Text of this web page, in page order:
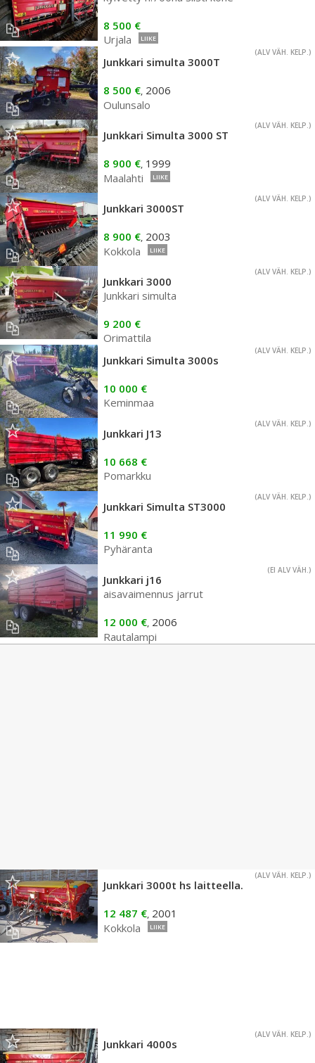
8 500 €
Urjala
LIIKE
(ALV VÄH. KELP.)
Junkkari simulta 3000T
8 500 €, 2006
Oulunsalo
(ALV VÄH. KELP.)
Junkkari Simulta 3000 ST
8 900 €, 1999
Maalahti
LIIKE
(ALV VÄH. KELP.)
Junkkari 3000ST
8 900 €, 2003
Kokkola
LIIKE
(ALV VÄH. KELP.)
Junkkari 3000
Junkkari simulta
9 200 €
Orimattila
(ALV VÄH. KELP.)
Junkkari Simulta 3000s
10 000 €
Keminmaa
(ALV VÄH. KELP.)
Junkkari J13
10 668 €
Pomarkku
(ALV VÄH. KELP.)
Junkkari Simulta ST3000
11 990 €
Pyhäranta
(EI ALV VÄH.)
Junkkari j16
aisavaimennus jarrut
12 000 €, 2006
Rautalampi
(ALV VÄH. KELP.)
Junkkari 3000t hs laitteella.
12 487 €, 2001
Kokkola
LIIKE
(ALV VÄH. KELP.)
Junkkari 4000s